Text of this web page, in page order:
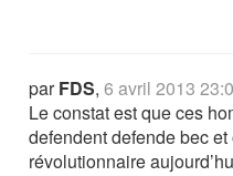
parFDS,6 avril 2013
Le constat est que ces
defendent defende bec
révolutionnaire